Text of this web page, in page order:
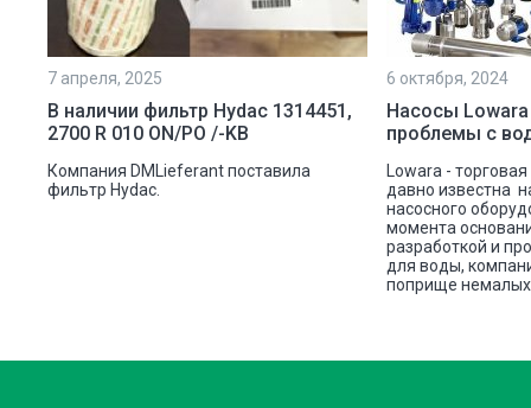
7 апреля, 2025
В наличии фильтр Hydac 1314451,
2700 R 010 ON/PO /-KB
Компания DMLieferant поставила
фильтр Hydac.
6 октября, 2024
Насосы
проблемы с
Lowara -
давно известна
насосного
момента
разработкой и
для воды,
поприще немалых